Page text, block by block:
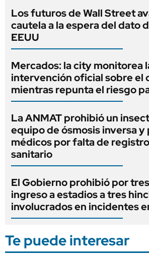
Los futuros de Wall Street
cautela a la espera del dato
EEUU
Mercados: la city monitorea
intervención oficial sobre el
mientras repunta el riesgo
La ANMAT prohibió un
equipo de ósmosis inversa
médicos por falta de
sanitario
El Gobierno prohibió por
ingreso a estadios a tres
involucrados en incidentes
Te puede interesar